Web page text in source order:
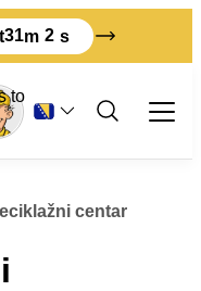
31m 1 s
centar